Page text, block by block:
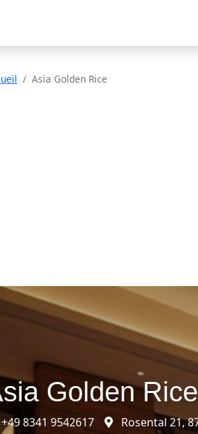
Asia Golden Rice
Golden Rice
+49 8341 9542617
Rosental 21,